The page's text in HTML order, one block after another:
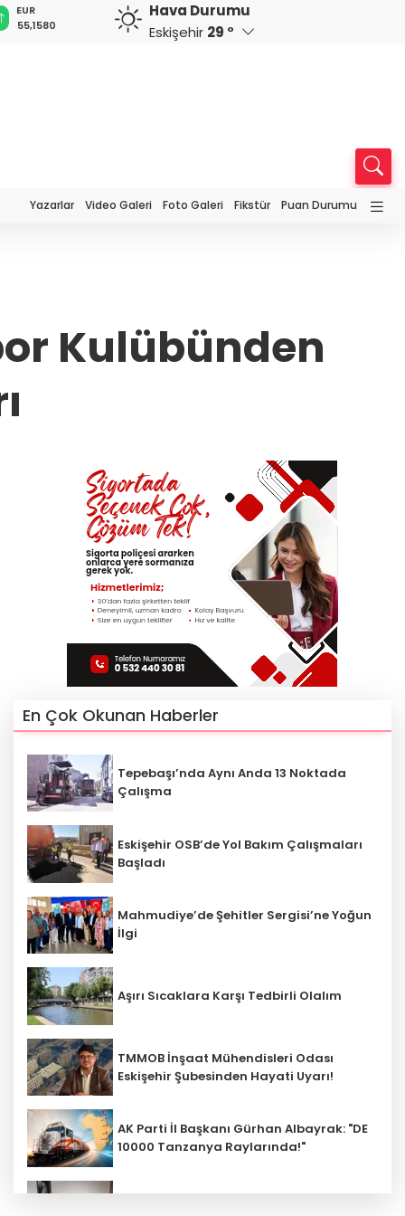
GBP
64,4159
CHF
59,0360
CAD
34,2245
Hava Durumu
Eskişehir 29 °
Yazarlar Video Galeri Foto Galeri Fikstür Puan Durumu
Kulübünden
En Çok Okunan Haberler
Tepebaşı’nda Aynı Anda 13 Noktada
Çalışma
Eskişehir OSB’de Yol Bakım Çalışmaları
Başladı
Mahmudiye’de Şehitler Sergisi’ne Yoğun
İlgi
Aşırı Sıcaklara Karşı Tedbirli Olalım
TMMOB İnşaat Mühendisleri Odası
Eskişehir Şubesinden Hayati Uyarı!
AK Parti İl Başkanı Gürhan Albayrak: "DE
10000 Tanzanya Raylarında!"